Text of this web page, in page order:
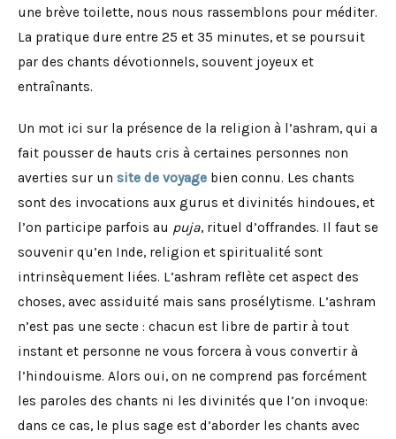
une brève toilette, nous nous rassemblons pour méditer.
La pratique dure entre 25 et 35 minutes, et se poursuit
par des chants dévotionnels, souvent joyeux et
entraînants.
Un mot ici sur la présence de la religion à l’ashram, qui a
fait pousser de hauts cris à certaines personnes non
averties sur un site de voyage bien connu. Les chants
sont des invocations aux gurus et divinités hindoues, et
l’on participe parfois au puja, rituel d’offrandes. Il faut se
souvenir qu’en Inde, religion et spiritualité sont
intrinsèquement liées. L’ashram reflète cet aspect des
choses, avec assiduité mais sans prosélytisme. L’ashram
n’est pas une secte : chacun est libre de partir à tout
instant et personne ne vous forcera à vous convertir à
l’hindouisme. Alors oui, on ne comprend pas forcément
les paroles des chants ni les divinités que l’on invoque:
dans ce cas, le plus sage est d’aborder les chants avec